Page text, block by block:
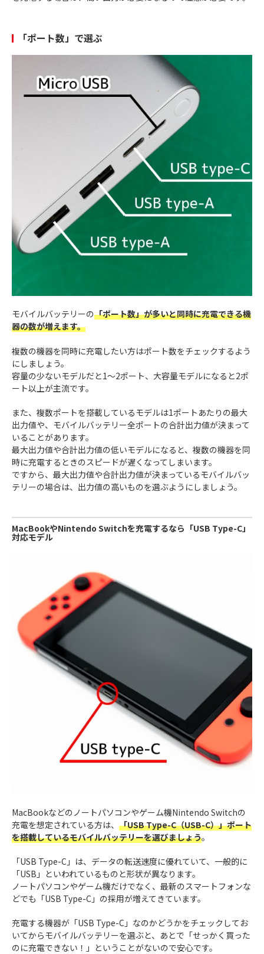
「ポート数」で選ぶ
モバイルバッテリーの「ポート数」が多いと同時に充電できる機
器の数が増えます。
複数の機器を同時に充電したい方はポート数をチェックするよう
にしましょう。
容量の少ないモデルだと1〜2ポート、大容量モデルになると2ポ
ート以上が主流です。
また、複数ポートを搭載しているモデルは1ポートあたりの最大
出力値や、モバイルバッテリー全ポートの合計出力値が決まって
いることがあります。
最大出力値や合計出力値の低いモデルになると、複数の機器を同
時に充電するときのスピードが遅くなってしまいます。
ですから、最大出力値や合計出力値が決まっているモバイルバッ
テリーの場合は、出力値の高いものを選ぶようにしましょう。
MacBookやNintendo Switchを充電するなら「USB Type-C」
対応モデル
MacBookなどのノートパソコンやゲーム機Nintendo Switchの
充電を想定されている方は、 「USB Type-C（USB-C）」ポート
を搭載しているモバイルバッテリーを選びましょう。
「USB Type-C」は、データの転送速度に優れていて、一般的に
「USB」といわれているものと形状が異なります。
ノートパソコンやゲーム機だけでなく、最新のスマートフォンな
どでも「USB Type-C」の採用が増えてきています。
充電する機器が「USB Type-C」なのかどうかをチェックしてお
いてからモバイルバッテリーを選ぶと、あとで「せっかく買った
のに充電できない！」ということがないので安心です。